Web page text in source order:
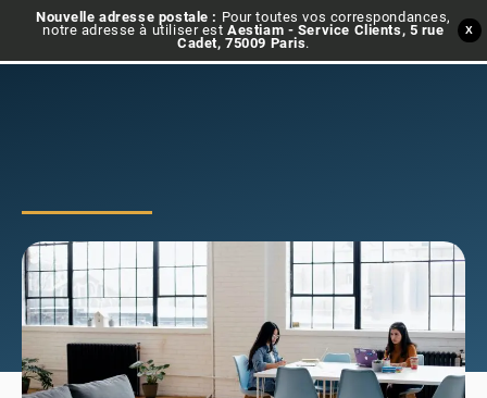
X
Nouvelle adresse postale : Pour toutes vos correspondances,
notre adresse à utiliser estAestiam - Service Clients, 5 rue
Cadet, 75009 Paris.